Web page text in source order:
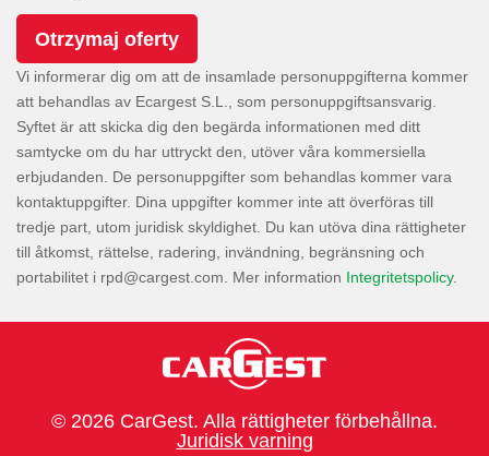
Vi informerar dig om att de insamlade personuppgifterna kommer
att behandlas av Ecargest S.L., som personuppgiftsansvarig.
Syftet är att skicka dig den begärda informationen med ditt
samtycke om du har uttryckt den, utöver våra kommersiella
erbjudanden. De personuppgifter som behandlas kommer vara
kontaktuppgifter. Dina uppgifter kommer inte att överföras till
tredje part, utom juridisk skyldighet. Du kan utöva dina rättigheter
till åtkomst, rättelse, radering, invändning, begränsning och
portabilitet i
. Mer information Integritetspolicy.
© 2026 CarGest. Alla rättigheter förbehållna.
Juridisk varning